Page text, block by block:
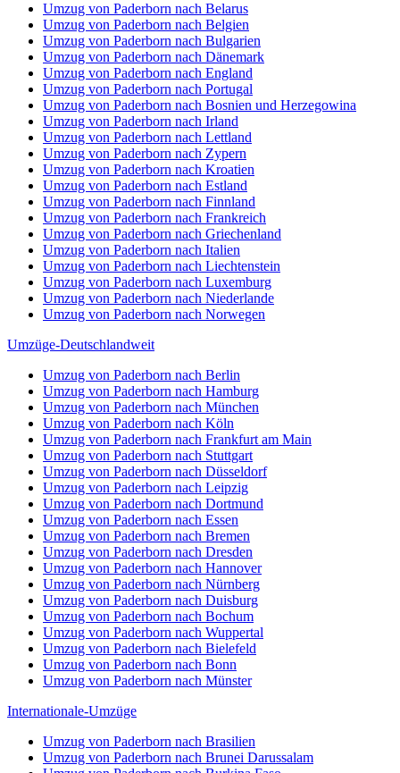
Umzug von Paderborn nach Belarus
Umzug von Paderborn nach Belgien
Umzug von Paderborn nach Bulgarien
Umzug von Paderborn nach Dänemark
Umzug von Paderborn nach England
Umzug von Paderborn nach Portugal
Umzug von Paderborn nach Bosnien und Herzegowina
Umzug von Paderborn nach Irland
Umzug von Paderborn nach Lettland
Umzug von Paderborn nach Zypern
Umzug von Paderborn nach Kroatien
Umzug von Paderborn nach Estland
Umzug von Paderborn nach Finnland
Umzug von Paderborn nach Frankreich
Umzug von Paderborn nach Griechenland
Umzug von Paderborn nach Italien
Umzug von Paderborn nach Liechtenstein
Umzug von Paderborn nach Luxemburg
Umzug von Paderborn nach Niederlande
Umzug von Paderborn nach Norwegen
Umzüge-Deutschlandweit
Umzug von Paderborn nach Berlin
Umzug von Paderborn nach Hamburg
Umzug von Paderborn nach München
Umzug von Paderborn nach Köln
Umzug von Paderborn nach Frankfurt am Main
Umzug von Paderborn nach Stuttgart
Umzug von Paderborn nach Düsseldorf
Umzug von Paderborn nach Leipzig
Umzug von Paderborn nach Dortmund
Umzug von Paderborn nach Essen
Umzug von Paderborn nach Bremen
Umzug von Paderborn nach Dresden
Umzug von Paderborn nach Hannover
Umzug von Paderborn nach Nürnberg
Umzug von Paderborn nach Duisburg
Umzug von Paderborn nach Bochum
Umzug von Paderborn nach Wuppertal
Umzug von Paderborn nach Bielefeld
Umzug von Paderborn nach Bonn
Umzug von Paderborn nach Münster
Internationale-Umzüge
Umzug von Paderborn nach Brasilien
Umzug von Paderborn nach Brunei Darussalam